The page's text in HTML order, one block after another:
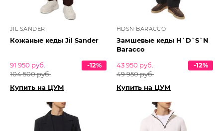
JIL SANDER
Кожаные кеды Jil Sander
91 950 руб.
104 500 руб.
-12%
Купить на ЦУМ
HDSN BARACCO
Замшевые кеды H`D`S`N
Baracco
43 950 руб.
49 950 руб.
-12%
Купить на ЦУМ